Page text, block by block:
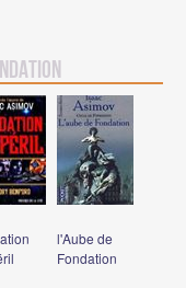
l'Aube de
Fondation